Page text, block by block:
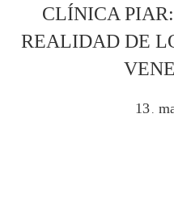
CLÍNICA
REALIDAD DE
13 .